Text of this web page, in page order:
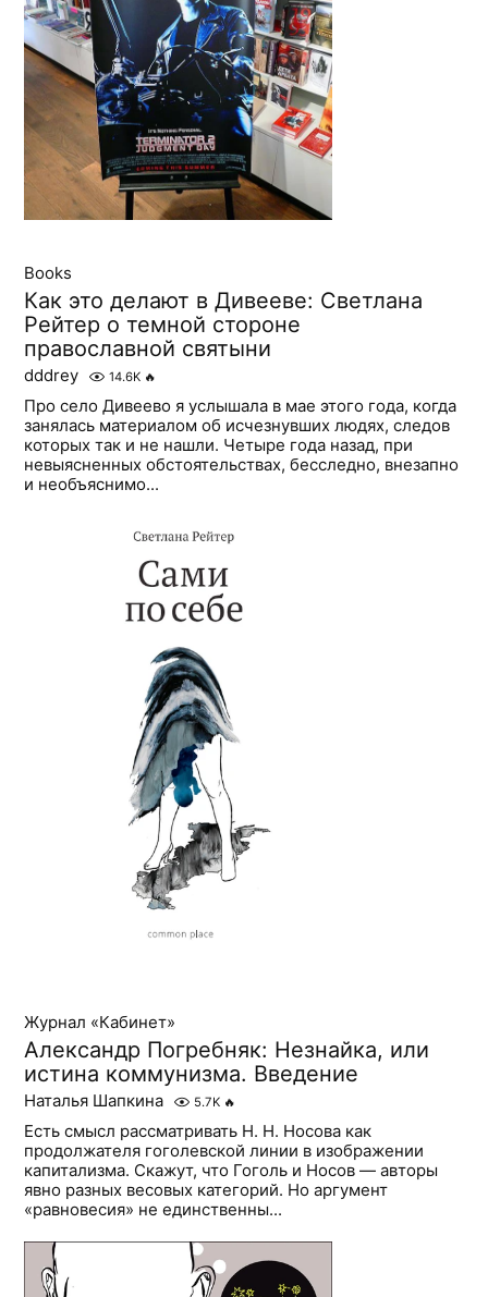
Books
Как это делают в Дивееве: Светлана
Рейтер о темной стороне
православной святыни
dddrey 14.6K 🔥
Про село Дивеево я услышала в мае этого года, когда
занялась материалом об исчезнувших людях, следов
которых так и не нашли. Четыре года назад, при
невыясненных обстоятельствах, бесследно, внезапно
и необъяснимо...
Журнал «Кабинет»
Александр Погребняк: Незнайка, или
истина коммунизма. Введение
Наталья Шапкина 5.7K 🔥
Есть смысл рассматривать Н. Н. Носова как
продолжателя гоголевской линии в изображении
капитализма. Скажут, что Гоголь и Носов — авторы
явно разных весовых категорий. Но аргумент
«равновесия» не единственны...